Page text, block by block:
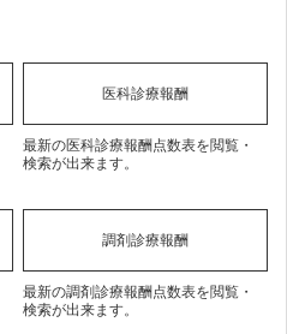
医科診療報酬
最新の医科診療報酬点数表を閲覧・
検索が出来ます。
調剤診療報酬
最新の調剤診療報酬点数表を閲覧・
検索が出来ます。